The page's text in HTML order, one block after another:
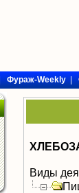
Фураж-Weekly|
Виды